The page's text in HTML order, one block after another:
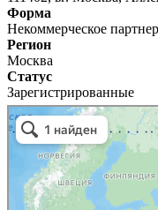
Форма
Некоммерческое
Регион
Москва
Статус
Зарегистрированные